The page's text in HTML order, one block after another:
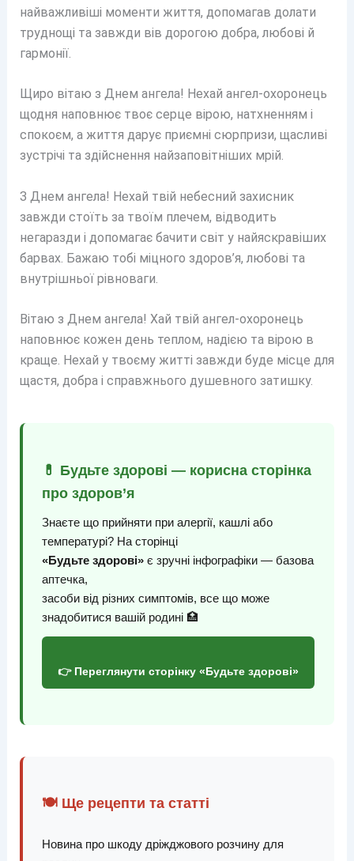
найважливіші моменти життя, допомагав долати
труднощі та завжди вів дорогою добра, любові й
гармонії.
Щиро вітаю з Днем ангела! Нехай ангел-охоронець
щодня наповнює твоє серце вірою, натхненням і
спокоєм, а життя дарує приємні сюрпризи, щасливі
зустрічі та здійснення найзаповітніших мрій.
З Днем ангела! Нехай твій небесний захисник
завжди стоїть за твоїм плечем, відводить
негаразди і допомагає бачити світ у найяскравіших
барвах. Бажаю тобі міцного здоров’я, любові та
внутрішньої рівноваги.
Вітаю з Днем ангела! Хай твій ангел-охоронець
наповнює кожен день теплом, надією та вірою в
краще. Нехай у твоєму житті завжди буде місце для
щастя, добра і справжнього душевного затишку.
💊 Будьте здорові — корисна сторінка
про здоров’я
Знаєте що прийняти при алергії, кашлі або
температурі? На сторінці
«Будьте здорові»є зручні інфографіки — базова
аптечка,
засоби від різних симптомів, все що може
знадобитися вашій родині 🏥
👉 Переглянути сторінку «Будьте здорові»
🍽️ Ще рецепти та статті
Новина про шкоду дріжджового розчину для